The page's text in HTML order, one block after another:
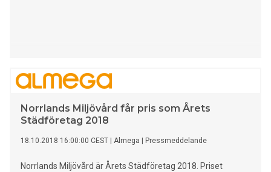
Norrlands Miljövård får pris som Årets
Städföretag 2018
18.10.2018 16:00:00 CEST Almega Pressmeddelande
Norrlands Miljövård är Årets Städföretag 2018. Priset